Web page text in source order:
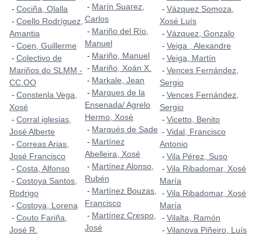
- Cociña, Olalla
- Coello Rodríguez,
Amantia
- Coen, Guillerme
- Colectivo de
Mariños do SLMM -
CC.OO
- Constenla Vega,
Xosé
- Corral iglesias,
José Alberte
- Correas Arias,
José Francisco
- Costa, Alfonso
- Costoya Santos,
Rodrigo
- Costoya, Lorena
- Couto Fariña,
José R.
- Marín Suarez,
Carlos
- Mariño del Río,
Manuel
- Mariño, Manuel
- Mariño, Xoán X.
- Markale, Jean
- Marques de la
Ensenada/ Agrelo
Hermo, Xosé
- Marqués de Sade
- Martínez
Abelleira, Xosé
- Martínez Alonso,
Rubén
- Martínez Bouzas,
Francisco
- Martínez Crespo,
José
- Vázquez Somoza,
Xosé Luís
- Vázquez, Gonzalo
- Veiga , Alexandre
- Veiga, Martín
- Vences Fernández,
Sergio
- Vences Fernández,
Sergio
- Vicetto, Benito
- Vidal, Francisco
Antonio
- Vila Pérez, Suso
- Vila Ribadomar, Xosé
María
- Vila Ribadomar, Xosé
María
- Vilalta, Ramón
- Vilanova Piñeiro, Luís